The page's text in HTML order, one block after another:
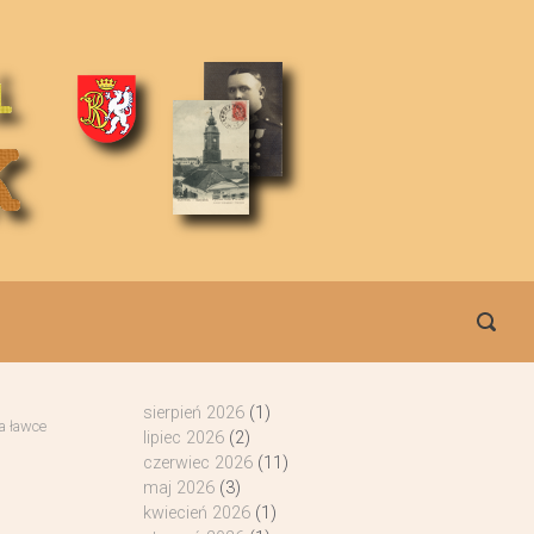
ławce
sierpień 2026(1)
lipiec 2026(2)
czerwiec 2026(11)
maj 2026(3)
kwiecień 2026(1)